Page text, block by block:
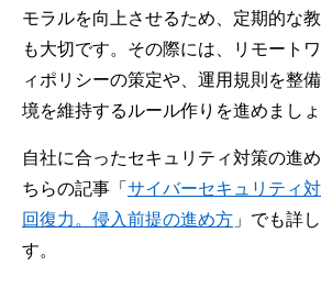
モラルを向上させるため、定期的な
も大切です。その際には、リモート
ィポリシーの策定や、運用規則を整
境を維持するルール作りを進めましょ
自社に合ったセキュリティ対策の進
ちらの記事「サイバーセキュリティ
回復力。侵入前提の進め方 」でも詳
す。